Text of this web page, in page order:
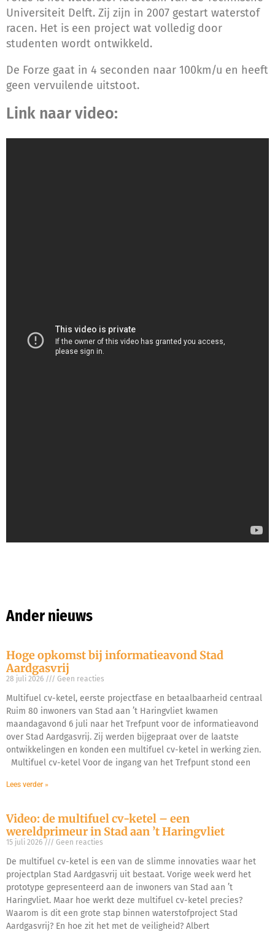
Universiteit Delft. Zij zijn in 2007 gestart waterstof
racen. Het is een project wat volledig door
studenten wordt ontwikkeld.
De Forze gaat in 4 seconden naar 100km/u en heeft
geen vervuilende uitstoot.
Link naar video:
Ander nieuws
Hoge opkomst bij informatieavond Stad
Aardgasvrij
28 juli 2026 Geen reacties
Multifuel cv-ketel, eerste projectfase en betaalbaarheid centraal
Ruim 80 inwoners van Stad aan ’t Haringvliet kwamen
maandagavond 6 juli naar het Trefpunt voor de informatieavond
over Stad Aardgasvrij. Zij werden bijgepraat over de laatste
ontwikkelingen en konden een multifuel cv-ketel in werking zien.
Multifuel cv-ketel Voor de ingang van het Trefpunt stond een
Lees verder »
Video: de multifuel cv-ketel – een
wereldprimeur in Stad aan ’t Haringvliet
15 juli 2026 Geen reacties
De multifuel cv-ketel is een van de slimme innovaties waar het
projectplan Stad Aardgasvrij uit bestaat. Vorige week werd het
prototype gepresenteerd aan de inwoners van Stad aan ’t
Haringvliet. Maar hoe werkt deze multifuel cv-ketel precies?
Waarom is dit een grote stap binnen waterstofproject Stad
Aardgasvrij? En hoe zit het met de veiligheid? Albert